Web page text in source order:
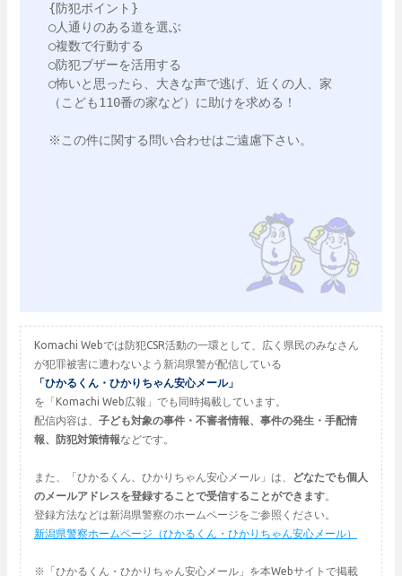
{防犯ポイント}
○人通りのある道を選ぶ
○複数で行動する
○防犯ブザーを活用する
○怖いと思ったら、大きな声で逃げ、近くの人、家
（こども110番の家など）に助けを求める！
※この件に関する問い合わせはご遠慮下さい。
Komachi Webでは防犯CSR活動の一環として、広く県民のみなさん
が犯罪被害に遭わないよう新潟県警が配信している
「ひかるくん・ひかりちゃん安心メール」
を「Komachi Web広報」でも同時掲載しています。
配信内容は、 子ども対象の事件・不審者情報、事件の発生・手配情
報、防犯対策情報などです。
また、「ひかるくん、ひかりちゃん安心メール」は、
どなたでも個人
のメールアドレスを登録することで受信することができます。
登録方法などは新潟県警察のホームページをご参照ください。
新潟県警察ホームページ（ひかるくん・ひかりちゃん安心メール）
※「ひかるくん・ひかりちゃん安心メール」を本Webサイトで掲載